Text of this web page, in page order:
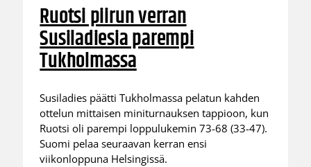
Ruotsi piirun verran
Susiladiesia parempi
Tukholmassa
Susiladies päätti Tukholmassa pelatun kahden
ottelun mittaisen miniturnauksen tappioon, kun
Ruotsi oli parempi loppulukemin 73-68 (33-47).
Suomi pelaa seuraavan kerran ensi
viikonloppuna Helsingissä.